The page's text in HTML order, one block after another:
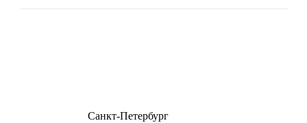
Санкт-Петербург